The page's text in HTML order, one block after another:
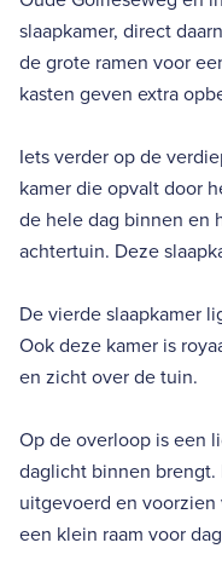
slaapkamer, direct
de grote ramen voor
kasten geven extra
Iets verder op de
kamer die opvalt door
de hele dag binnen en
achtertuin. Deze
De vierde slaapkamer
Ook deze kamer is
en zicht over de tuin.
Op de overloop is een
daglicht binnen brengt.
uitgevoerd en
een klein raam voor